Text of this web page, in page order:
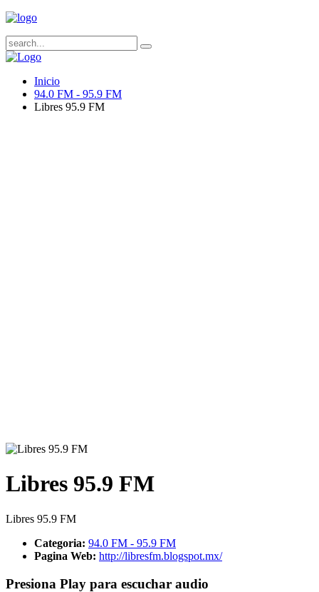
Inicio
94.0 FM - 95.9 FM
Libres 95.9 FM
Libres 95.9 FM
Libres 95.9 FM
Categoria: 94.0 FM - 95.9 FM
Pagina Web: http://libresfm.blogspot.mx/
Presiona Play para escuchar audio